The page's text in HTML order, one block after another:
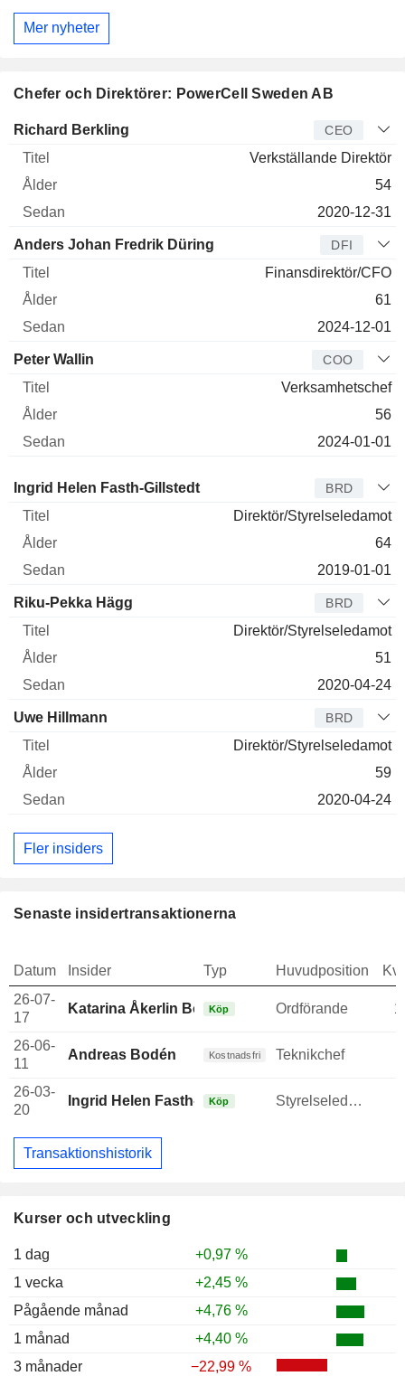
Mer nyheter
Kurser och utveckling
1 dag
+0,97 %
1 vecka
+2,45 %
Pågående månad
+4,76 %
1 månad
+4,40 %
3 månader
−22,99 %
Chefer och Direktörer: PowerCell Sweden AB
Verkställande
Richard Berkling CEO
Verkställande Direktör
54
2020-12-31
Anders Johan Fredrik Düring DFI
Finansdirektör/CFO
61
2024-12-01
Peter Wallin COO
Verksamhetschef
56
2024-01-01
Styrelseledamot Titel Ålder
Ingrid Helen Fasth-Gillstedt BRD
Direktör/Styrelseledamot
64
2019-01-01
Riku-Pekka Hägg BRD
Direktör/Styrelseledamot
51
2020-04-24
Uwe Hillmann BRD
Direktör/Styrelseledamot
59
2020-04-24
Fler insiders
Senaste insidertransaktionerna
Datum Insider Typ Huvudposition
26-07-
17
Katarina Åkerlin Bonde
Köp Ordförande
26-06-
11
Andreas Bodén Kostnadsfri Teknikchef
26-03-
20
Ingrid Helen Fasth-Gillstedt
Köp Styrelseledamot
Transaktionshistorik